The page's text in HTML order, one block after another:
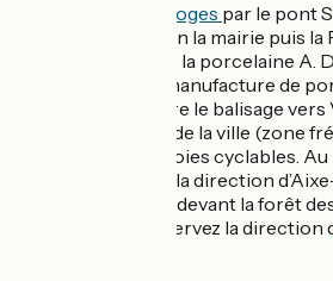
Limoges par le pont
la Vienne, direction la mairie puis la
musée national de la porcelaine A.
passez devant la manufacture de
continuez de suivre le balisage
Pour la traversée de la ville (zone
les nombreuses voies cyclables.
Landouge, gardez la direction
D20. Vous passez devant la forêt
croisement, conservez la direction